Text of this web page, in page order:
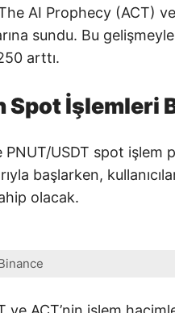
AI Prophecy (ACT)
sundu. Bu
arttı.
Spot İşlemleri
USDT spot işlem
başlarken,
olacak.